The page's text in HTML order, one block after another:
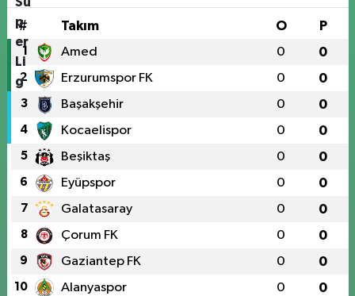
# Takım O P
1 Amed 0 0
2 Erzurumspor FK 0 0
3 Başakşehir 0 0
4 Kocaelispor 0 0
5 Beşiktaş 0 0
6 Eyüpspor 0 0
7 Galatasaray 0 0
8 Çorum FK 0 0
9 Gaziantep FK 0 0
10 Alanyaspor 0 0